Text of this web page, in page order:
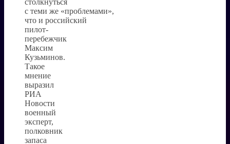
с теми же «проблемами»,
что и российский
пилот-
перебежчик
Максим
Кузьминов.
Такое
мнение
выразил
РИА
Новости
военный
эксперт,
полковник
запаса